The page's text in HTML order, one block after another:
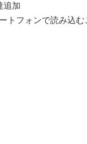
追加
トフォンで読み込む